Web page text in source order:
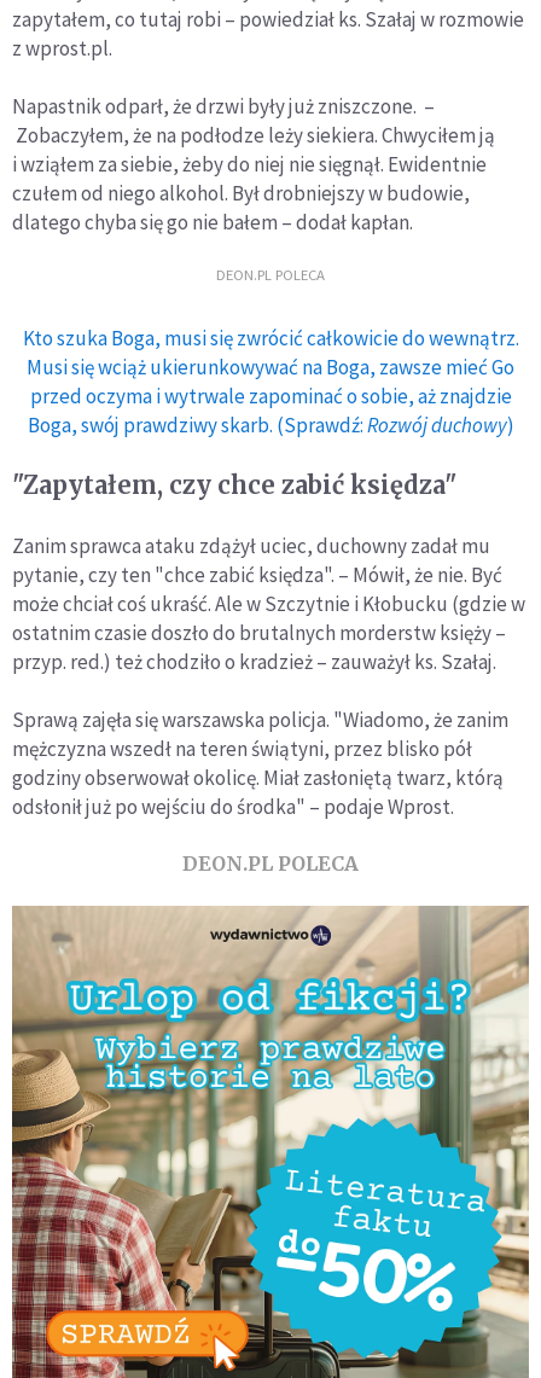
zapytałem, co tutaj robi – powiedział ks. Szałaj w rozmowie
z wprost.pl.
Napastnik odparł, że drzwi były już zniszczone. –
Zobaczyłem, że na podłodze leży siekiera. Chwyciłem ją
i wziąłem za siebie, żeby do niej nie sięgnął. Ewidentnie
czułem od niego alkohol. Był drobniejszy w budowie,
dlatego chyba się go nie bałem – dodał kapłan.
DEON.PL POLECA
Kto szuka Boga, musi się zwrócić całkowicie do wewnątrz.
Musi się wciąż ukierunkowywać na Boga, zawsze mieć Go
przed oczyma i wytrwale zapominać o sobie, aż znajdzie
Boga, swój prawdziwy skarb. (Sprawdź:Rozwój duchowy)
"Zapytałem, czy chce zabić księdza"
Zanim sprawca ataku zdążył uciec, duchowny zadał mu
pytanie, czy ten "chce zabić księdza". – Mówił, że nie. Być
może chciał coś ukraść. Ale w Szczytnie i Kłobucku (gdzie w
ostatnim czasie doszło do brutalnych morderstw księży –
przyp. red.) też chodziło o kradzież – zauważył ks. Szałaj.
Sprawą zajęła się warszawska policja. "Wiadomo, że zanim
mężczyzna wszedł na teren świątyni, przez blisko pół
godziny obserwował okolicę. Miał zasłoniętą twarz, którą
odsłonił już po wejściu do środka" – podaje Wprost.
DEON.PL POLECA